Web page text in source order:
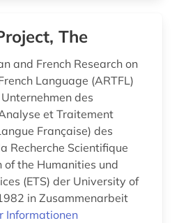
historische lexikographie (3)
(3)
hochschulschriften (1)
The
and French Research on
Language (ARTFL)
des
et Traitement
Française) des
Recherche Scientifique
of the Humanities und
(ETS) der University of
in Zusammenarbeit
Informationen